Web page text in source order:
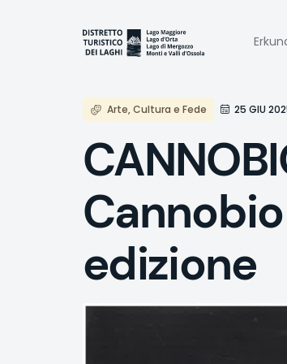
Arte, Cultura e Fede 25 GIU
edizione